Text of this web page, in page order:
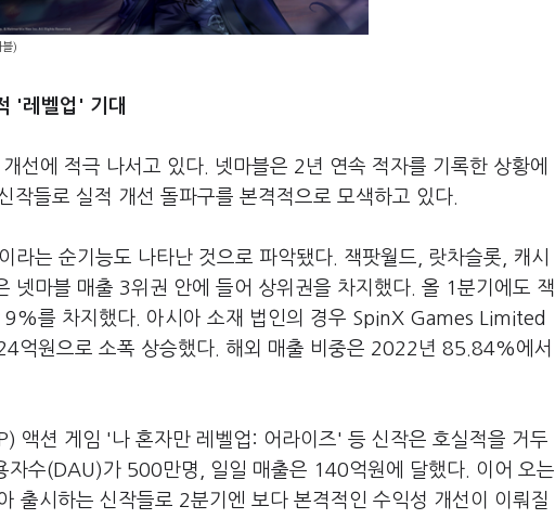
)
'레벨업' 기대
선에 적극 나서고 있다. 넷마블은 2년 연속 적자를 기록한 상황에
들로 실적 개선 돌파구를 본격적으로 모색하고 있다.
라는 순기능도 나타난 것으로 파악됐다. 잭팟월드, 랏차슬롯, 캐시
넷마블 매출 3위권 안에 들어 상위권을 차지했다. 올 1분기에도 잭
를 차지했다. 아시아 소재 법인의 경우 SpinX Games Limited
억원으로 소폭 상승했다. 해외 매출 비중은 2022년 85.84%에서
액션 게임 '나 혼자만 레벨업: 어라이즈' 등 신작은 호실적을 거두
자수(DAU)가 500만명, 일일 매출은 140억원에 달했다. 이어 오는
출시하는 신작들로 2분기엔 보다 본격적인 수익성 개선이 이뤄질